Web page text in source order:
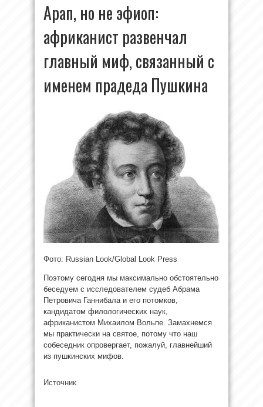
Арап, но не эфиоп:
африканист развенчал
главный миф, связанный с
именем прадеда Пушкина
Фото: Russian Look/Global Look Press
Поэтому сегодня мы максимально обстоятельно
беседуем с исследователем судеб Абрама
Петровича Ганнибала и его потомков,
кандидатом филологических наук,
африканистом Михаилом Вольпе. Замахнемся
мы практически на святое, потому что наш
собеседник опровергает, пожалуй, главнейший
из пушкинских мифов.
Источник